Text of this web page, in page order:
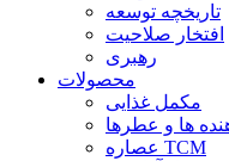
تاریخچه توسعه
افتخار صلاحیت
رهبری
محصولات
مکمل غذایی
ها و عطرها
عصاره TCM